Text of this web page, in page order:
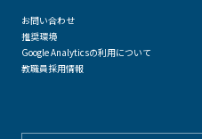
お問い合わせ
推奨環境
Google Analyticsの利用について
教職員採用情報